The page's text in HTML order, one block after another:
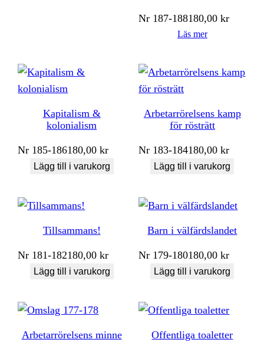
Nr 187-188180,00kr
Läs mer
Kapitalism &
kolonialism
Nr 185-186180,00kr
Lägg till i varukorg
Arbetarrörelsens kamp
för rösträtt
Nr 183-184180,00kr
Lägg till i varukorg
Tillsammans!
Nr 181-182180,00kr
Lägg till i varukorg
Barn i välfärdslandet
Nr 179-180180,00kr
Lägg till i varukorg
Arbetarrörelsens minne Offentliga toaletter